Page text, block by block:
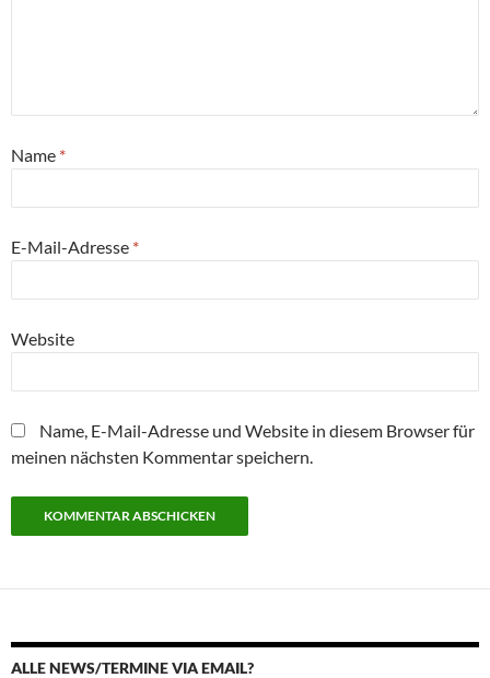
Name *
E-Mail-Adresse *
Website
Name, E-Mail-Adresse und Website in diesem Browser für
meinen nächsten Kommentar speichern.
ALLE NEWS/TERMINE VIA EMAIL?